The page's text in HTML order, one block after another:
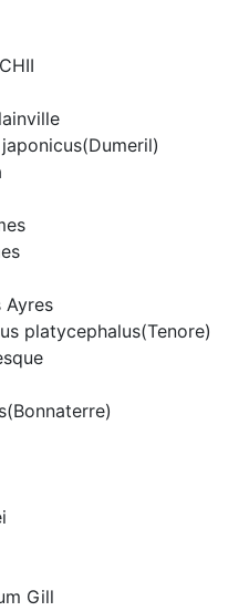
Ayres
platycephalus(Tenore)
Gill